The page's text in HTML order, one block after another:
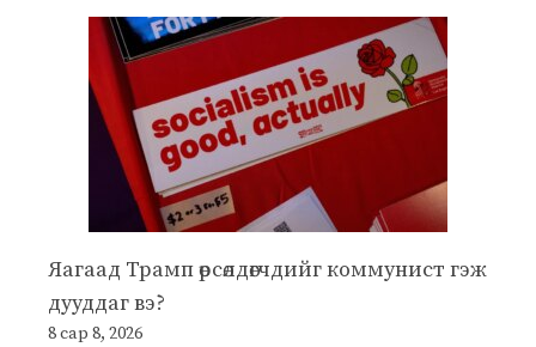
Яагаад Трамп өрсөлдөгчдийг коммунист гэж
дууддаг вэ?
8 сар 8, 2026